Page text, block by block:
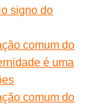
signo do
comum do
é uma
comum do